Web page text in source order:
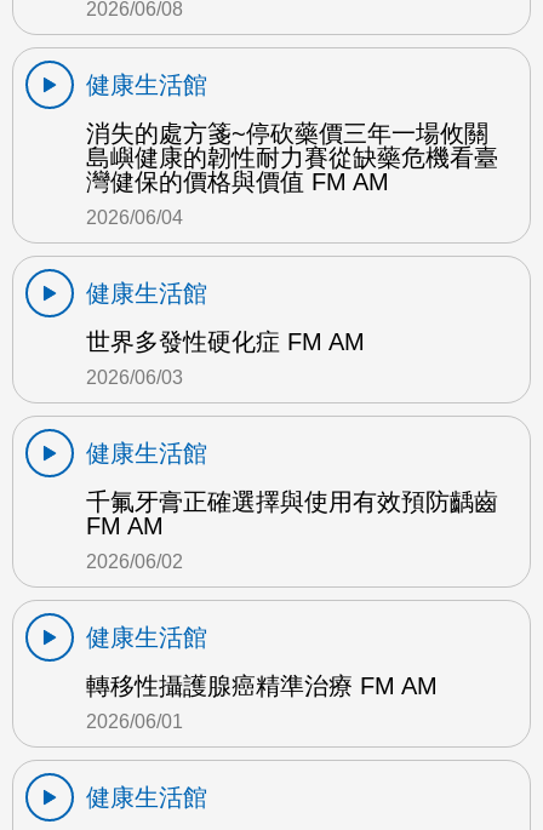
2026/06/08
健康生活館
消失的處方箋~停砍藥價三年一場攸關
島嶼健康的韌性耐力賽從缺藥危機看臺
灣健保的價格與價值 FM AM
2026/06/04
健康生活館
世界多發性硬化症 FM AM
2026/06/03
健康生活館
千氟牙膏正確選擇與使用有效預防齲齒
FM AM
2026/06/02
健康生活館
轉移性攝護腺癌精準治療 FM AM
2026/06/01
健康生活館